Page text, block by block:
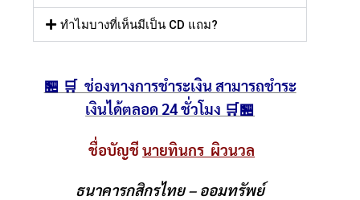
ทำไมบางที่เห็นมีเป็น CD แถม?
🏪 🛒 ช่องทางการชำระเงิน สามารถชำระ
เงินได้ตลอด 24 ชั่วโมง 🛒🏪
ชื่อบัญชีนายทินกร ผิวนวล
ธนาคารกสิกรไทย – ออมทรัพย์